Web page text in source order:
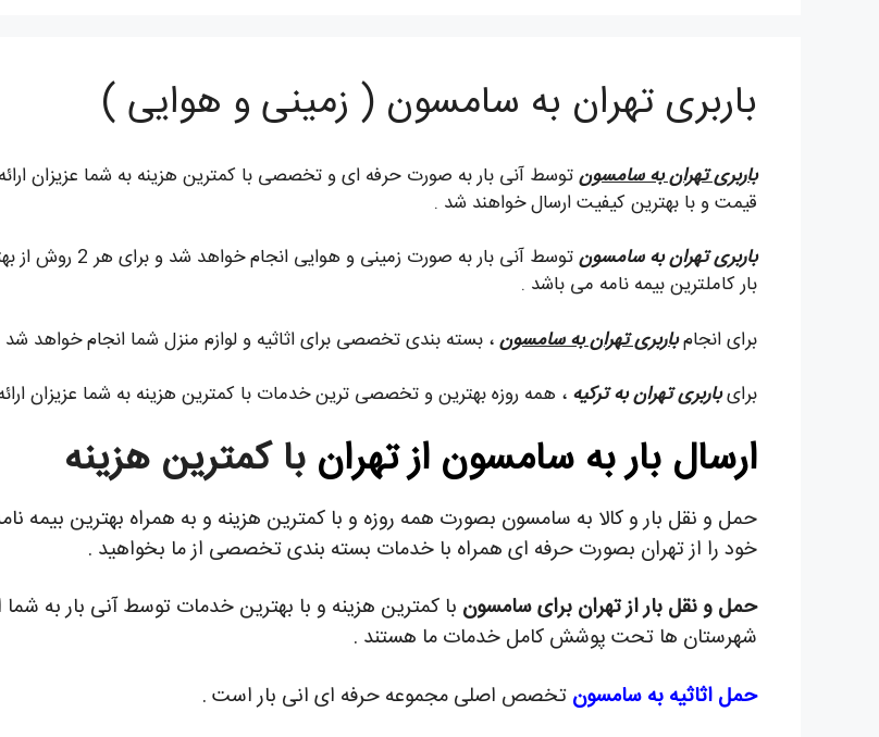
باربری تهران به سامسون ( زمینی و هوایی )
باربری تهران به سامسونتوسط آنی بار به صورت حرفه ای و تخصصی با کمترین هزینه به شما عزیزان
قیمت و با بهترین کیفیت ارسال خواهند شد .
باربری تهران به سامسون
توسط آنی بار به
بار کاملترین بیمه نامه می باشد .
برای انجامباربری تهران به سامسون، بسته بندی تخصصی برای اثاثیه و لوازم منزل شما انجام خواهد شد
برایباربری تهران به ترکیه ، همه روزه بهترین و تخصصی ترین خدمات با کمترین هزینه به شما عزیزان
ارسال بار به سامسون از تهران با کمترین هزینه
حمل و نقل بار و کالا به سامسون بصورت همه روزه و با کمترین هزینه و به همراه بهترین بیمه
خود را از تهران بصورت حرفه ای همراه با خدمات بسته بندی تخصصی از ما بخواهید .
حمل و نقل بار از تهران برای سامسون با کمترین هزینه و با بهترین خدمات توسط آنی بار به
شهرستان ها تحت پوشش کامل خدمات ما هستند .
حمل اثاثیه به سامسون تخصص اصلی مجموعه حرفه ای انی بار است .